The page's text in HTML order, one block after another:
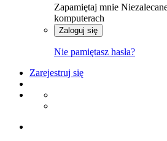
Zapamiętaj mnie
komputerach
Zaloguj się
Nie pamiętasz hasła?
Zarejestruj się